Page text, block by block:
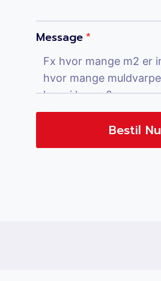
Message*
Bestil Nu